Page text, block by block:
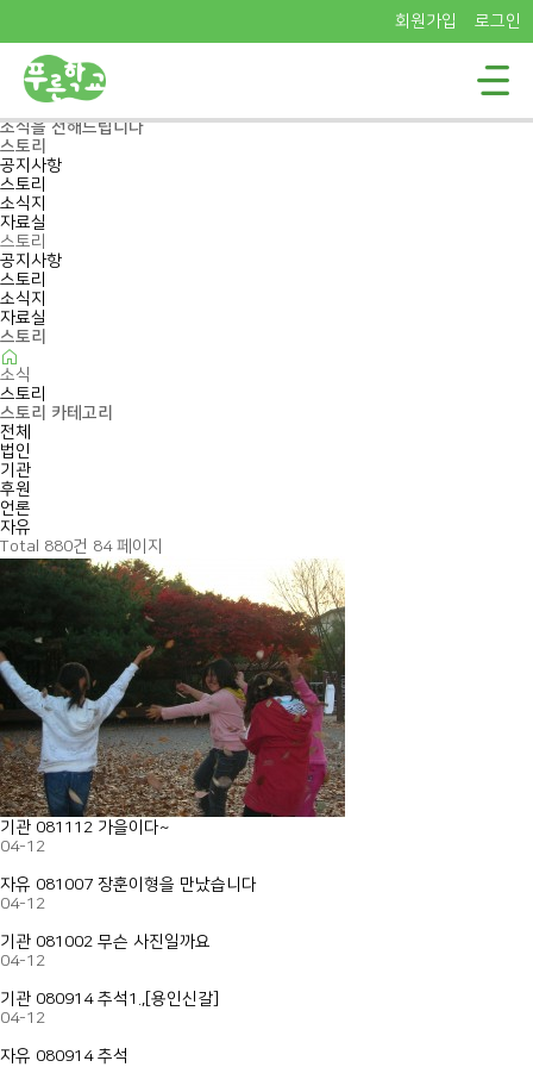
회원가입 로그인
Pureun School
푸른학교의
소식을 전해드립니다
스토리
공지사항
스토리
소식지
자료실
스토리
공지사항
스토리
소식지
자료실
스토리
소식
스토리
스토리 카테고리
전체
법인
기관
후원
언론
자유
Total 880건 84 페이지
기관 081112 가을이다~
04-12
자유 081007 장훈이형을 만났습니다
04-12
기관 081002 무슨 사진일까요
04-12
기관 080914 추석1.,[용인신갈]
04-12
자유 080914 추석